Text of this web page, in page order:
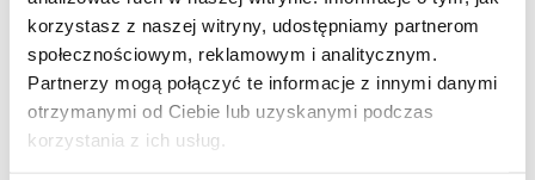
korzystasz z naszej witryny, udostępniamy partnerom
społecznościowym, reklamowym i analitycznym.
Partnerzy mogą połączyć te informacje z innymi danymi
otrzymanymi od Ciebie lub uzyskanymi podczas
korzystania z ich usług.
menedżerów, kierowników i naczelników.
2
W Akademiach menedżerskich, w których
mierzyliśmy efektywność (47 projektów 286 dni
szkol.)poziom kompetencji wzrósł średnio o
16%.